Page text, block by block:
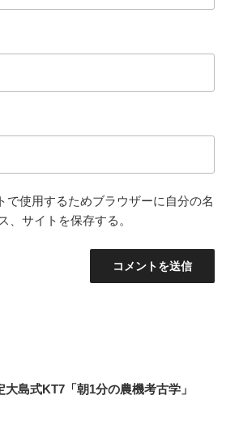
で使用するためブラウザーに自分の名
、サイトを保存する。
大島式KT7「朝1分の農機考古学」